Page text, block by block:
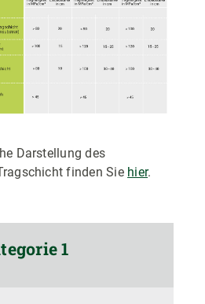
Darstellung des
finden Sie hier.
1